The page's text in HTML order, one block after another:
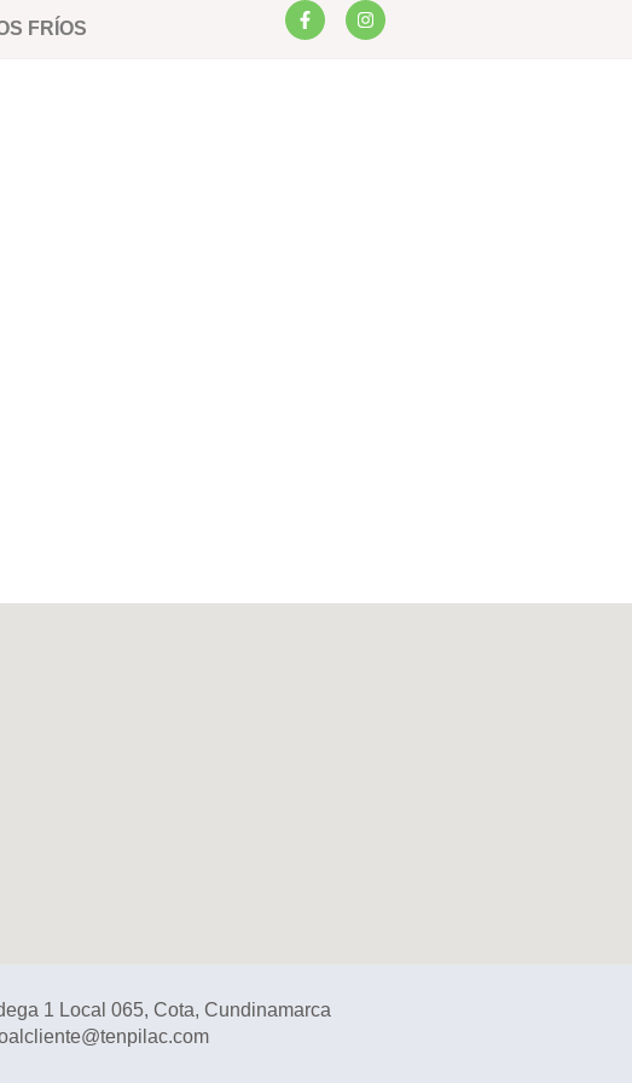
FRÍOS
1 Local 065, Cota, Cundinamarca